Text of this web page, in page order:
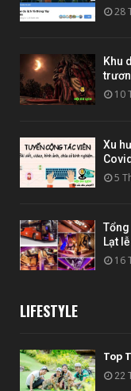
28
Khu
10
Xu
5
Lạt
16
LIFESTYLE
Top
22